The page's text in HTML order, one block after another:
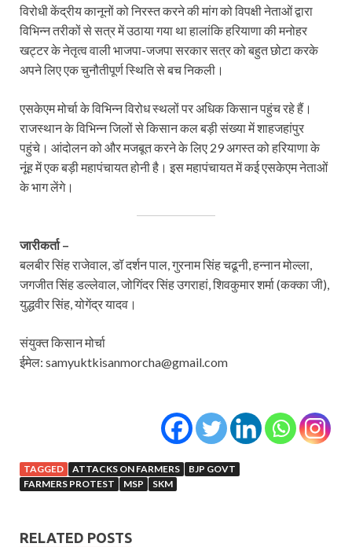
विरोधी केंद्रीय कानूनों को निरस्त करने की मांग को विपक्षी नेताओं द्वारा
विभिन्न तरीकों से सत्र में उठाया गया था हालांकि हरियाणा की मनोहर
खट्टर के नेतृत्व वाली भाजपा-जजपा सरकार सत्र को बहुत छोटा करके
अपने लिए एक चुनौतीपूर्ण स्थिति से बच निकली।
एसकेएम मोर्चा के विभिन्न विरोध स्थलों पर अधिक किसान पहुंच रहे हैं।
राजस्थान के विभिन्न जिलों से किसान कल बड़ी संख्या में शाहजहांपुर
पहुंचे। आंदोलन को और मजबूत करने के लिए 29 अगस्त को हरियाणा के
नूंह में एक बड़ी महापंचायत होनी है। इस महापंचायत में कई एसकेएम नेताओं
के भाग लेंगे।
जारीकर्ता –
बलबीर सिंह राजेवाल, डॉ दर्शन पाल, गुरनाम सिंह चढूनी, हन्नान मोल्ला,
जगजीत सिंह डल्लेवाल, जोगिंदर सिंह उगराहां, शिवकुमार शर्मा (कक्का जी),
युद्धवीर सिंह, योगेंद्र यादव।
संयुक्त किसान मोर्चा
ईमेल: samyuktkisanmorcha@gmail.com
TAGGED ATTACKS ON FARMERS
BJP GOVT
FARMERS PROTEST
MSP SKM
RELATED POSTS